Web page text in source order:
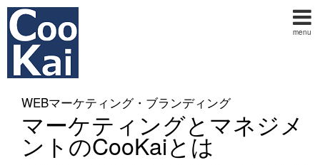
menu
WEBマーケティング・ブランディング
マーケティングとマネジメ
ントのCooKaiとは